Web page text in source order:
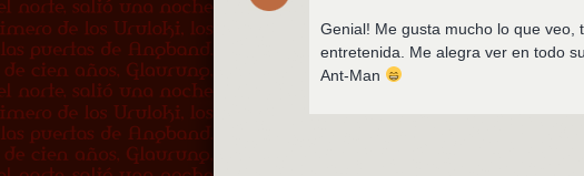
Genial! Me gusta mucho lo que
entretenida. Me alegra ver en todo
Ant-Man